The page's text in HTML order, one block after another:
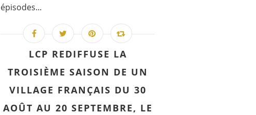
épisodes...
LCP REDIFFUSE LA
TROISIÈME SAISON DE UN
VILLAGE FRANÇAIS DU 30
AOÛT AU 20 SEPTEMBRE, LE